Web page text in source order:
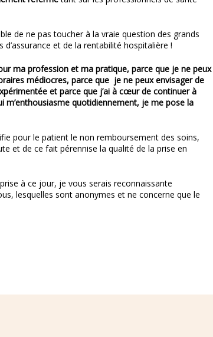
de ne pas toucher à la vraie question des grands
et de la rentabilité hospitalière !
ma profession et ma pratique, parce que je ne peux
médiocres, parce que je ne peux envisager de
et parce que j’ai à cœur de continuer à
quotidiennement, je me pose la
pour le patient le non remboursement des soins,
et de ce fait pérennise la qualité de la prise en
à ce jour, je vous serais reconnaissante
lesquelles sont anonymes et ne concerne que le